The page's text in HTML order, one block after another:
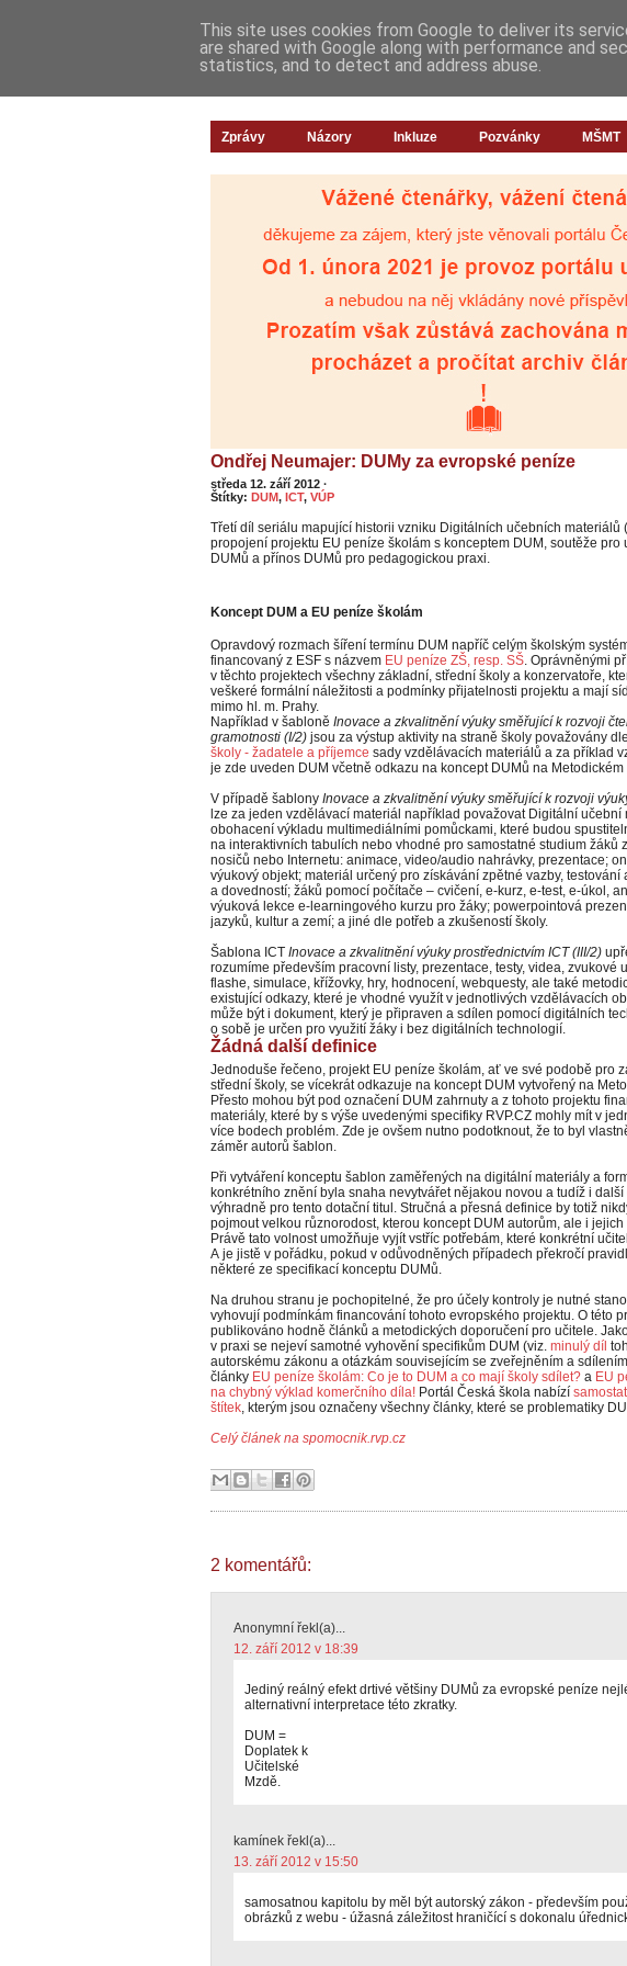
Zprávy Názory Inkluze Pozvánky MŠMT
Ondřej Neumajer: DUMy za evropské peníze
středa 12. září 2012 ·
Štítky: DUM, ICT, VÚP
Třetí díl seriálu mapující historii vzniku Digitálních učebních materiálů
propojení projektu EU peníze školám s konceptem DUM, soutěže pro
DUMů a přínos DUMů pro pedagogickou praxi.
Koncept DUM a EU peníze školám
Opravdový rozmach šíření termínu DUM napříč celým školským
financovaný z ESF s názvem EU peníze ZŠ, resp. SŠ. Oprávněnými
v těchto projektech všechny základní, střední školy a konzervatoře,
veškeré formální náležitosti a podmínky přijatelnosti projektu a mají
mimo hl. m. Prahy.
Například v šabloně Inovace a zkvalitnění výuky směřující k rozvoji
gramotnosti (I/2) jsou za výstup aktivity na straně školy považovány dle
školy - žadatele a příjemce sady vzdělávacích materiálů a za příklad
je zde uveden DUM včetně odkazu na koncept DUMů na Metodickém
V případě šablony Inovace a zkvalitnění výuky směřující k rozvoji
lze za jeden vzdělávací materiál například považovat Digitální učební
obohacení výkladu multimediálními pomůckami, které budou
na interaktivních tabulích nebo vhodné pro samostatné studium žáků
nosičů nebo Internetu: animace, video/audio nahrávky, prezentace;
výukový objekt; materiál určený pro získávání zpětné vazby, testování
a dovedností; žáků pomocí počítače – cvičení, e-kurz, e-test, e-úkol,
výuková lekce e-learningového kurzu pro žáky; powerpointová
jazyků, kultur a zemí; a jiné dle potřeb a zkušeností školy.
Šablona ICT Inovace a zkvalitnění výuky prostřednictvím ICT (III/2)
rozumíme především pracovní listy, prezentace, testy, videa, zvukové
flashe, simulace, křížovky, hry, hodnocení, webquesty, ale také
existující odkazy, které je vhodné využít v jednotlivých vzdělávacích
může být i dokument, který je připraven a sdílen pomocí digitálních
o sobě je určen pro využití žáky i bez digitálních technologií.
Žádná další definice
Jednoduše řečeno, projekt EU peníze školám, ať ve své podobě pro
střední školy, se vícekrát odkazuje na koncept DUM vytvořený na
Přesto mohou být pod označení DUM zahrnuty a z tohoto projektu
materiály, které by s výše uvedenými specifiky RVP.CZ mohly mít v
více bodech problém. Zde je ovšem nutno podotknout, že to byl
záměr autorů šablon.
Při vytváření konceptu šablon zaměřených na digitální materiály a
konkrétního znění byla snaha nevytvářet nějakou novou a tudíž i
výhradně pro tento dotační titul. Stručná a přesná definice by totiž
pojmout velkou různorodost, kterou koncept DUM autorům, ale i
Právě tato volnost umožňuje vyjít vstříc potřebám, které konkrétní
A je jistě v pořádku, pokud v odůvodněných případech překročí
některé ze specifikací konceptu DUMů.
Na druhou stranu je pochopitelné, že pro účely kontroly je nutné
vyhovují podmínkám financování tohoto evropského projektu. O této
publikováno hodně článků a metodických doporučení pro učitele.
v praxi se nejeví samotné vyhovění specifikům DUM (viz. minulý díl
autorskému zákonu a otázkám souvisejícím se zveřejněním a
články EU peníze školám: Co je to DUM a co mají školy sdílet? a EU
na chybný výklad komerčního díla! Portál Česká škola nabízí
štítek, kterým jsou označeny všechny články, které se problematiky
Celý článek na spomocnik.rvp.cz
2 komentářů:
Anonymní řekl(a)...
12. září 2012 v 18:39
Jediný reálný efekt drtivé většiny DUMů za evropské peníze
alternativní interpretace této zkratky.
DUM =
Doplatek k
Učitelské
Mzdě.
kamínek řekl(a)...
13. září 2012 v 15:50
samosatnou kapitolu by měl být autorský zákon - především
obrázků z webu - úžasná záležitost hraničící s dokonalu
This site uses cookies from Google to deliver its
are shared with Google along with performance and
statistics, and to detect and address abuse.